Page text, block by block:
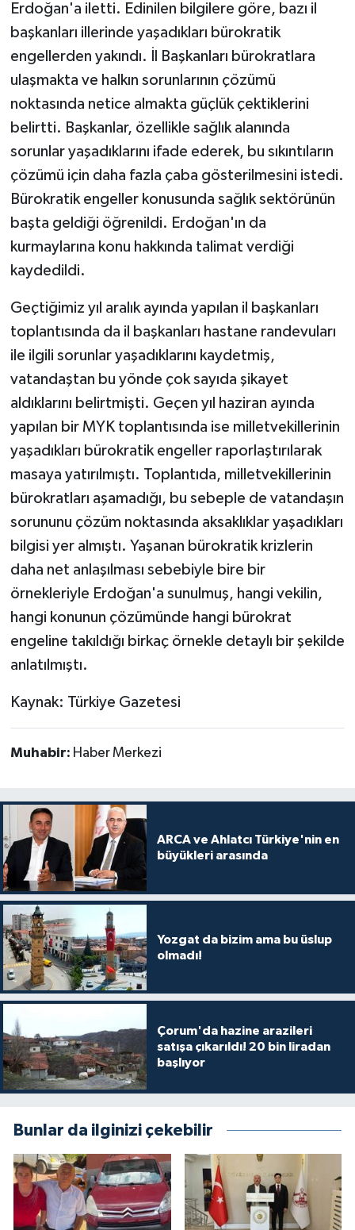
Erdoğan'a iletti. Edinilen bilgilere göre, bazı il
başkanları illerinde yaşadıkları bürokratik
engellerden yakındı. İl Başkanları bürokratlara
ulaşmakta ve halkın sorunlarının çözümü
noktasında netice almakta güçlük çektiklerini
belirtti. Başkanlar, özellikle sağlık alanında
sorunlar yaşadıklarını ifade ederek, bu sıkıntıların
çözümü için daha fazla çaba gösterilmesini istedi.
Bürokratik engeller konusunda sağlık sektörünün
başta geldiği öğrenildi. Erdoğan'ın da
kurmaylarına konu hakkında talimat verdiği
kaydedildi.
Geçtiğimiz yıl aralık ayında yapılan il başkanları
toplantısında da il başkanları hastane randevuları
ile ilgili sorunlar yaşadıklarını kaydetmiş,
vatandaştan bu yönde çok sayıda şikayet
aldıklarını belirtmişti. Geçen yıl haziran ayında
yapılan bir MYK toplantısında ise milletvekillerinin
yaşadıkları bürokratik engeller raporlaştırılarak
masaya yatırılmıştı. Toplantıda, milletvekillerinin
bürokratları aşamadığı, bu sebeple de vatandaşın
sorununu çözüm noktasında aksaklıklar yaşadıkları
bilgisi yer almıştı. Yaşanan bürokratik krizlerin
daha net anlaşılması sebebiyle bire bir
örnekleriyle Erdoğan'a sunulmuş, hangi vekilin,
hangi konunun çözümünde hangi bürokrat
engeline takıldığı birkaç örnekle detaylı bir şekilde
anlatılmıştı.
Kaynak: Türkiye Gazetesi
Muhabir: Haber Merkezi
ARCA ve Ahlatcı Türkiye'nin en
büyükleri arasında
Yozgat da bizim ama bu üslup
olmadı!
Çorum'da hazine arazileri
satışa çıkarıldı! 20 bin liradan
başlıyor
Bunlar da ilginizi çekebilir